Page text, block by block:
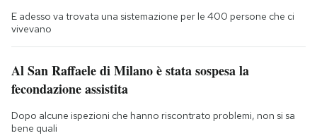
E adesso va trovata una sistemazione per le 400 persone che ci
vivevano
Al San Raffaele di Milano è stata sospesa la
fecondazione assistita
Dopo alcune ispezioni che hanno riscontrato problemi, non si sa
bene quali